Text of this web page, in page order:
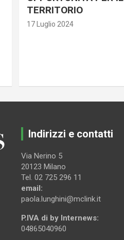
TERRITORIO
17 Luglio 2024
Indirizzi e contatti
Via Nerino 5
20123 Milano
Tel. 02 725 296 11
email:
paola.lunghini@mclink.it
P.IVA di by Internews:
04865040960